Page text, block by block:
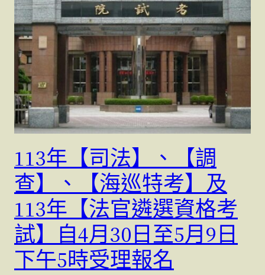
113年【司法】、【調
查】、【海巡特考】及
113年【法官遴選資格考
試】自4月30日至5月9日
下午5時受理報名